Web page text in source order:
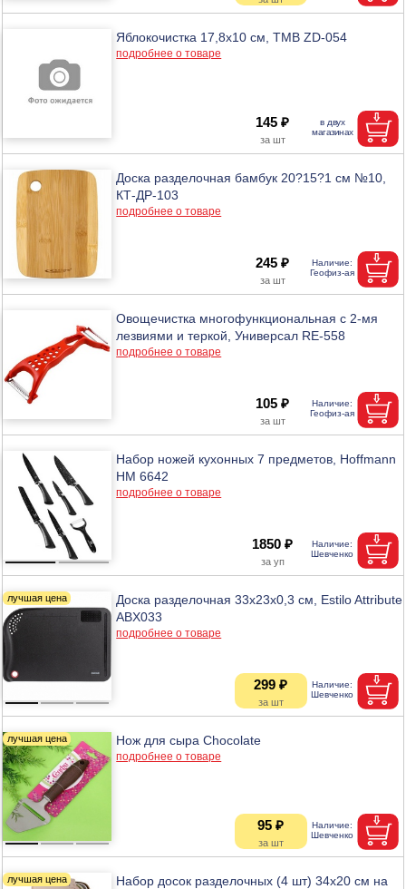
Яблокочистка 17,8х10 см, ТМВ ZD-054
подробнее о товаре
145 ₽
Доска разделочная бамбук 20?15?1 см №10,
КТ-ДР-103
подробнее о товаре
245 ₽
Овощечистка многофункциональная с 2-мя
лезвиями и теркой, Универсал RE-558
подробнее о товаре
105 ₽
Набор ножей кухонных 7 предметов, Hoffmann
НМ 6642
подробнее о товаре
1850 ₽
Доска разделочная 33x23x0,3 см, Estilo Attribute
ABX033
подробнее о товаре
299 ₽
Нож для сыра Сhocolate
подробнее о товаре
95 ₽
Набор досок разделочных (4 шт) 34х20 см на